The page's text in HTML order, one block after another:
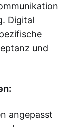
Digital
und
angepasst